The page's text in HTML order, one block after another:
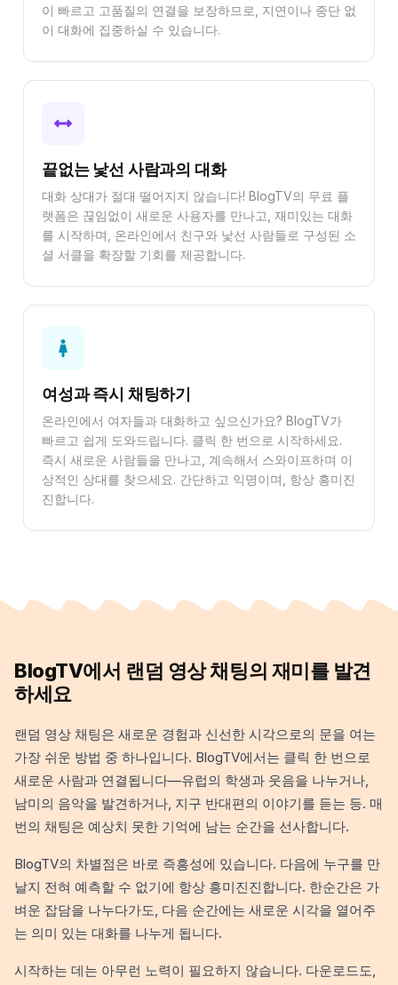
이 빠르고 고품질의 연결을 보장하므로, 지연이나 중단 없
이 대화에 집중하실 수 있습니다.
끝없는 낯선 사람과의 대화
대화 상대가 절대 떨어지지 않습니다! BlogTV의 무료 플
랫폼은 끊임없이 새로운 사용자를 만나고, 재미있는 대화
를 시작하며, 온라인에서 친구와 낯선 사람들로 구성된 소
셜 서클을 확장할 기회를 제공합니다.
여성과 즉시 채팅하기
온라인에서 여자들과 대화하고 싶으신가요? BlogTV가
빠르고 쉽게 도와드립니다. 클릭 한 번으로 시작하세요.
즉시 새로운 사람들을 만나고, 계속해서 스와이프하며 이
상적인 상대를 찾으세요. 간단하고 익명이며, 항상 흥미진
진합니다.
BlogTV에서 랜덤 영상 채팅의 재미를 발견
하세요
랜덤 영상 채팅은 새로운 경험과 신선한 시각으로의 문을 여는
가장 쉬운 방법 중 하나입니다. BlogTV에서는 클릭 한 번으로
새로운 사람과 연결됩니다—유럽의 학생과 웃음을 나누거나,
남미의 음악을 발견하거나, 지구 반대편의 이야기를 듣는 등. 매
번의 채팅은 예상치 못한 기억에 남는 순간을 선사합니다.
BlogTV의 차별점은 바로 즉흥성에 있습니다. 다음에 누구를 만
날지 전혀 예측할 수 없기에 항상 흥미진진합니다. 한순간은 가
벼운 잡담을 나누다가도, 다음 순간에는 새로운 시각을 열어주
는 의미 있는 대화를 나누게 됩니다.
시작하는 데는 아무런 노력이 필요하지 않습니다. 다운로드도,